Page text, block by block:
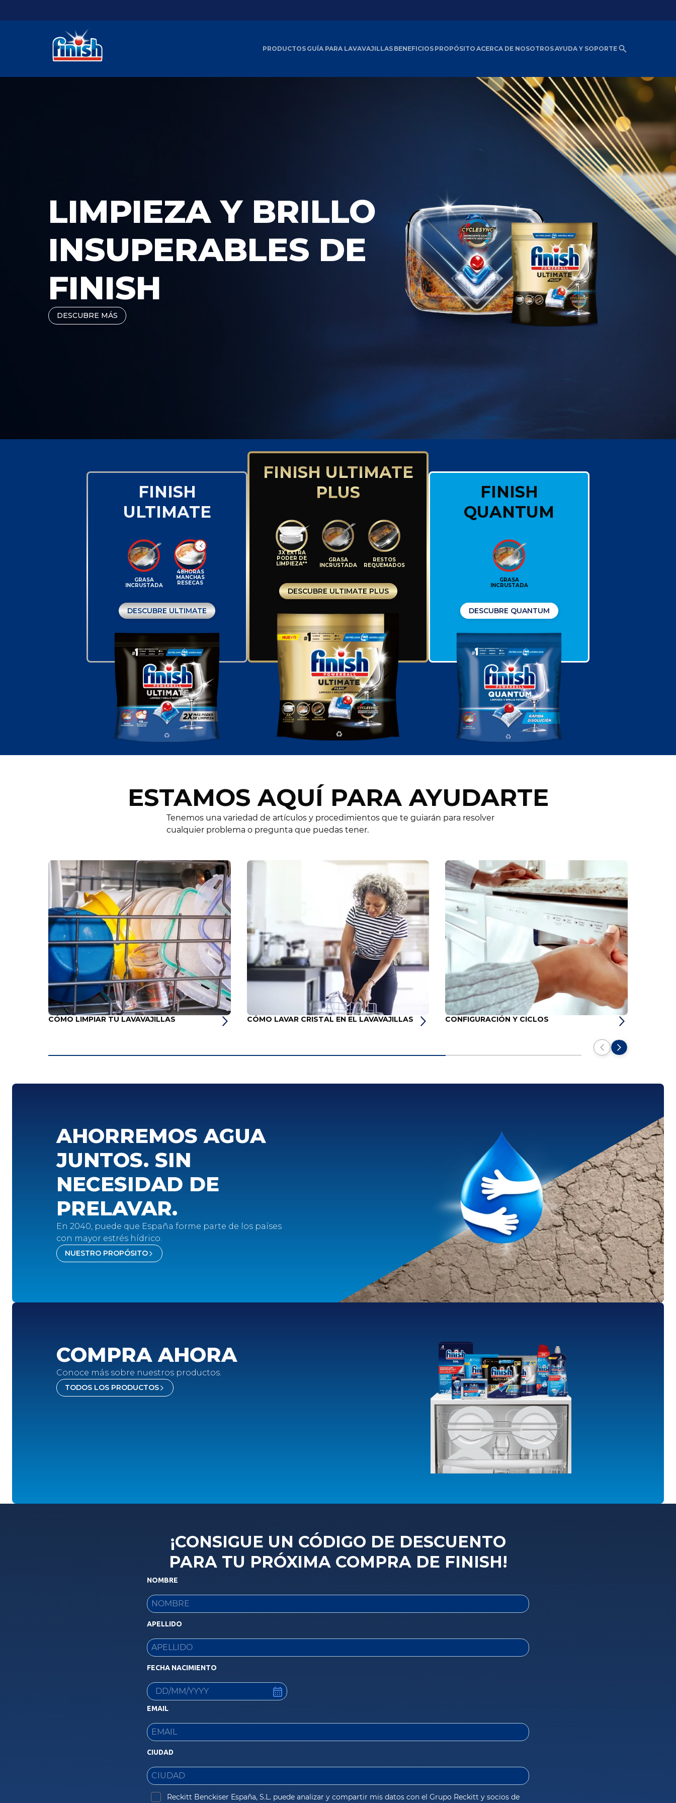
PRODUCTOS GUÍA PARA LAVAVAJILLAS BENEFICIOS PROPÓSITO ACERCA DE NOSOTROSAYUDA Y SOPORTE
LIMPIEZA Y BRILLO
INSUPERABLES DE
FINISH
DESCUBRE MÁS
FINISH
ULTIMATE
GRASA
INCRUSTADA
48HORAS
MANCHAS
RESECAS
DESCUBRE ULTIMATE
FINISH ULTIMATE
PLUS
3X EXTRA
PODER DE
LIMPIEZA**
GRASA
INCRUSTADA
RESTOS
REQUEMADOS
DESCUBRE ULTIMATE PLUS
FINISH
QUANTUM
GRASA
INCRUSTADA
DESCUBRE QUANTUM
ESTAMOS AQUÍ PARA AYUDARTE
Tenemos una variedad de artículos y procedimientos que te guiarán para resolver
cualquier problema o pregunta que puedas tener.
CÓMO LIMPIAR TU LAVAVAJILLAS CÓMO LAVAR CRISTAL EN EL LAVAVAJILLAS CONFIGURACIÓN Y CICLOS
AHORREMOS AGUA
JUNTOS. SIN
NECESIDAD DE
PRELAVAR.
En 2040, puede que España forme parte de los países
con mayor estrés hídrico.
NUESTRO PROPÓSITO
COMPRA AHORA
Conoce más sobre nuestros productos.
TODOS LOS PRODUCTOS
¡CONSIGUE UN CÓDIGO DE DESCUENTO
PARA TU PRÓXIMA COMPRA DE FINISH!
NOMBRE
APELLIDO
FECHA NACIMIENTO
EMAIL
CIUDAD
Reckitt Benckiser España, S.L. puede analizar y compartir mis datos con el Grupo Reckitt y socios de